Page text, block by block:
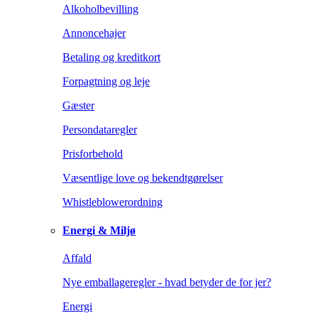
Alkoholbevilling
Annoncehajer
Betaling og kreditkort
Forpagtning og leje
Gæster
Persondataregler
Prisforbehold
Væsentlige love og bekendtgørelser
Whistleblowerordning
Energi & Miljø
Affald
Nye emballageregler - hvad betyder de for jer?
Energi